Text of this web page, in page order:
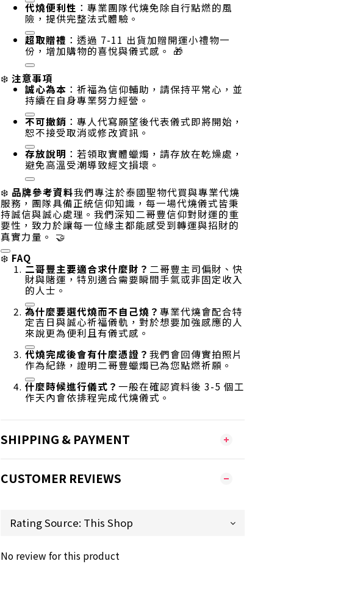
代燒便利性 ：專業團隊代燒免除自行點燃的風
險，提供完整法式體驗 。
超取贈禮 ：透過 7-11 出貨加贈開運小禮物一
份，增加購物的喜悅與儀式感 。 🎁
❄️ 注意事項
誠心為本 ：祈福為信仰輔助，請保持平常心，並
持續在自身專業努力經營 。
不可撤銷 ：專人代寫願望後代表儀式即將開始，
恕不接受取消或修改資訊 。
存放說明 ：若領取實體蠟燭，請存放在乾燥處，
避免高溫受潮導致經文損壞 。
❄️ 品牌參考資料我們專注於泰國聖物代買與專業代燒
服務，團隊具備正統信仰知識，每一場代燒儀式皆秉
持誠信與誠心處理。我們深知二哥豐信仰對財運的重
要性，致力於讓每一位緣主都能感受到轉運與招財的
真實力量 。 🤝
❄️ FAQ
二哥豐主要適合求什麼財？ 二哥豐主司偏財、快
財與賭運，特別適合需要瞬間手氣或非固定收入
的人士 。
為什麼要選代燒而不自己燒？ 專業代燒會配合特
定吉日與誠心祈福儀軌，對於想要加強感應的人
來說更為便利且有儀式感 。
代燒完成後會有什麼憑證？ 我們會回傳實拍照片
作為紀錄，證明二哥豐蠟燭已為您點燃祈願 。
什麼時候進行儀式？ 一般在確認資料後 3-5 個工
作天內會依排程完成代燒儀式 。
SHIPPING & PAYMENT
CUSTOMER REVIEWS
No review for this product